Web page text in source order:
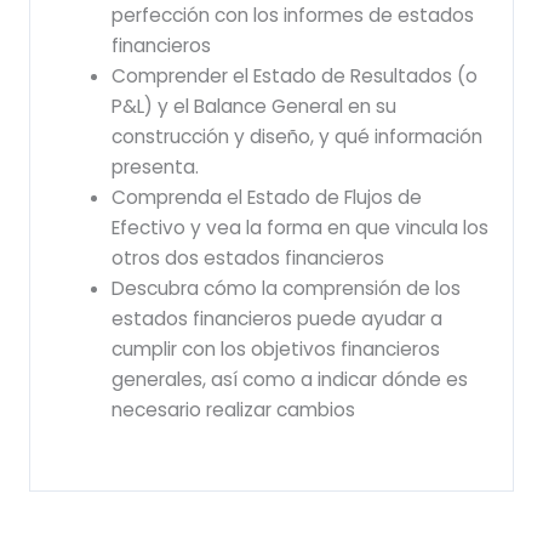
perfección con los informes de estados
financieros
Comprender el Estado de Resultados (o
P&L) y el Balance General en su
construcción y diseño, y qué información
presenta.
Comprenda el Estado de Flujos de
Efectivo y vea la forma en que vincula los
otros dos estados financieros
Descubra cómo la comprensión de los
estados financieros puede ayudar a
cumplir con los objetivos financieros
generales, así como a indicar dónde es
necesario realizar cambios